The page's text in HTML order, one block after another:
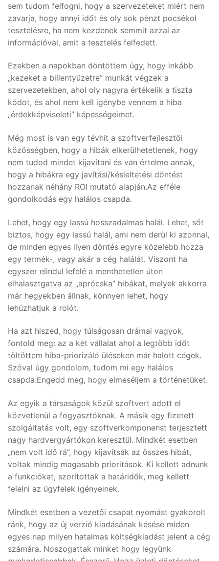
sem tudom felfogni, hogy a szervezeteket miért nem
zavarja, hogy annyi időt és oly sok pénzt pocsékol
tesztelésre, ha nem kezdenek semmit azzal az
információval, amit a tesztelés felfedett.
Ezekben a napokban döntöttem úgy, hogy inkább
„kezeket a billentyűzetre” munkát végzek a
szervezetekben, ahol oly nagyra értékelik a tiszta
kódot, és ahol nem kell igénybe vennem a hiba
„érdekképviseleti” képességeimet.
Még most is van egy tévhit a szoftverfejlesztői
közösségben, hogy a hibák elkerülhetetlenek, hogy
nem tudod mindet kijavítani és van értelme annak,
hogy a hibákra egy javítási/késleltetési döntést
hozzanak néhány ROI mutató alapján.Az efféle
gondolkodás egy halálos csapda.
Lehet, hogy egy lassú hosszadalmas halál. Lehet, sőt
biztos, hogy egy lassú halál, ami nem derül ki azonnal,
de minden egyes ilyen döntés egyre közelebb hozza
egy termék-, vagy akár a cég halálát. Viszont ha
egyszer elindul lefelé a menthetetlen úton
elhalasztgatva az „aprócska” hibákat, melyek akkorra
már hegyekben állnak, könnyen lehet, hogy
lehúzhatjuk a rolót.
Ha azt hiszed, hogy túlságosan drámai vagyok,
fontold meg: az a két vállalat ahol a legtöbb időt
töltöttem hiba-priorizáló üléseken már halott cégek.
Szóval úgy gondolom, tudom mi egy halálos
csapda.Engedd meg, hogy elmeséljem a történetüket.
Az egyik a társaságok közül szoftvert adott el
közvetlenül a fogyasztóknak. A másik egy fizetett
szolgáltatás volt, egy szoftverkomponenst terjesztett
nagy hardvergyártókon keresztül. Mindkét esetben
„nem volt idő rá”, hogy kijavítsák az összes hibát,
voltak mindig magasabb prioritások. Ki kellett adnunk
a funkciókat, szorítottak a határidők, meg kellett
felelni az ügyfelek igényeinek.
Mindkét esetben a vezetői csapat nyomást gyakorolt
ránk, hogy az új verzió kiadásának késése miden
egyes nap milyen hatalmas költségkiadást jelent a cég
számára. Noszogattak minket hogy legyünk